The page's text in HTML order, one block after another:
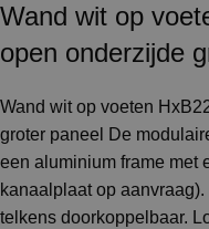
Wand wit op
open onderzijde
Wand wit op voeten
groter paneel De
een aluminium frame met
kanaalplaat op
telkens doorkoppelbaar.